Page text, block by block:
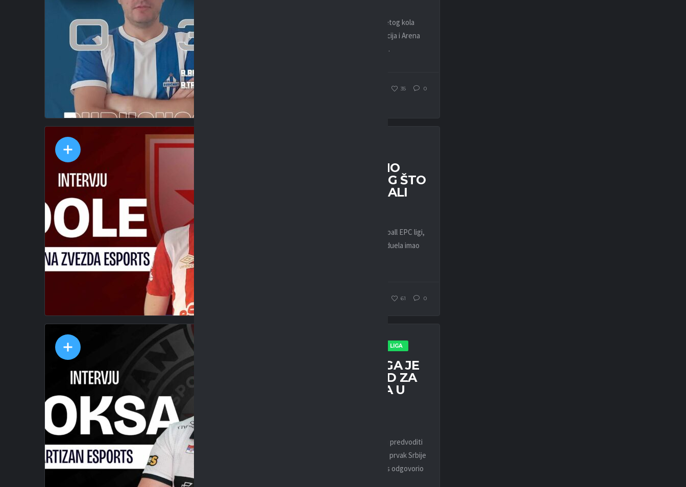
E-fudbaleri Budućnosti sinoć su u okviru petog kola
EPC 3 na 3 lige, koju organizuju BEO asocijacija i Arena
eSport televizija, porazili hrvatsku Mladost...
35 0
CZV DJOLE95: MOŽEMO
MNOGO VIŠE OD ONOG ŠTO
SMO DO SADA POKAZALI
Pred nama je sutra prvi večiti derbi u eFootball EPC ligi,
a evo i šta je jedan od aktera predstojećeg duela imao
61 0
LIGA
PAR ROKSA22: EPC LIGA JE
VELIKI KORAK NAPRED ZA
RAZVOJ EFOOTBALL-A U
Partizan će u predstojećem večitom derbiju predvoditi
Marko “Roksa22” Roksić, aktuelni eFootball prvak Srbije
i prošlogodišnji šampion Evrope. On je za nas odgovorio